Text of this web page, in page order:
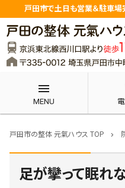
戸田市で土日も営業＆駐車場
menu
MENU
戸田市の整体 元氣ハウス TOP chevron_right
足が攣って眠れ